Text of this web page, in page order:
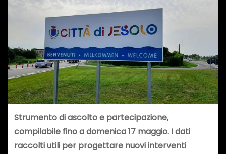
Strumento di ascolto e partecipazione,
compilabile fino a domenica 17 maggio. I dati
raccolti utili per progettare nuovi interventi